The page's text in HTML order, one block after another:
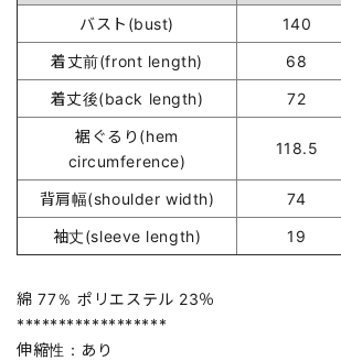
バスト(bust) 140
着丈前(front length)
68
着丈後(back length)
72
裾ぐるり(hem
circumference)
118.5
背肩幅(shoulder width) 74
袖丈(sleeve length)
19
綿 77％ ポリエステル 23％
******************
伸縮性：あり